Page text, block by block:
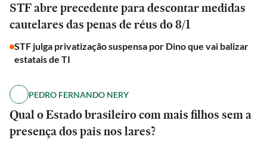
STF abre precedente para descontar medidas
cautelares das penas de réus do 8/1
STF julga privatização suspensa por Dino que vai balizar
estatais de TI
PEDRO FERNANDO NERY
Qual o Estado brasileiro com mais filhos sem a
presença dos pais nos lares?